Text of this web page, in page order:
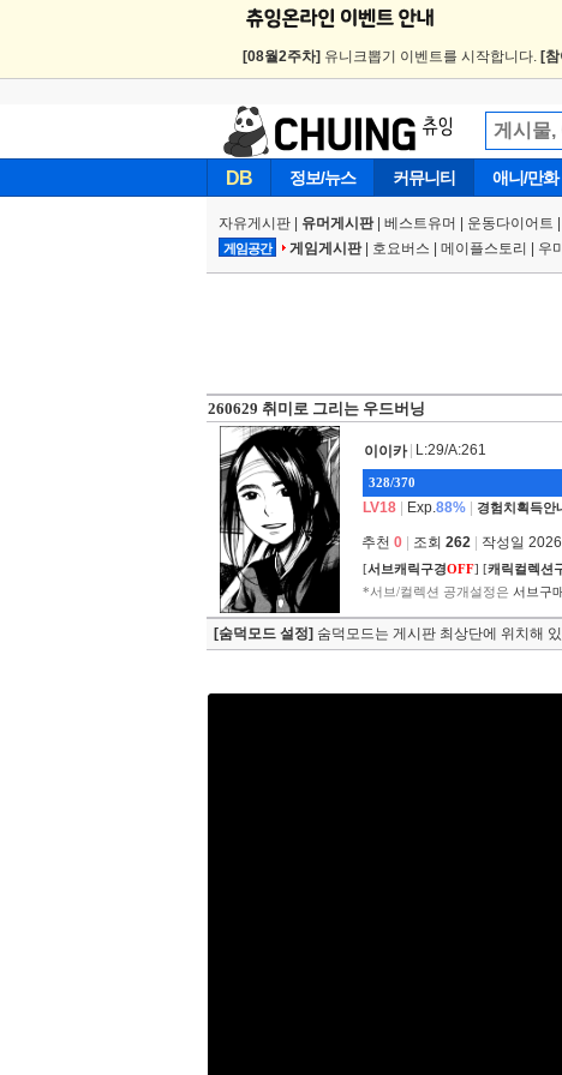
[08월2주차] 유니크뽑기 이벤트를 시작합니다. [
DB 정보/뉴스 커뮤니티 애니/만화
자유게시판 유머게시판| 베스트유머 운동다이어트 |
게임공간 게임게시판| 호요버스 메이플스토리 우
260629 취미로 그리는 우드버닝
이이카 L:29/A:261
328/370
LV18 Exp.88% 경험치획득안
추천 0 조회 262 작성일
[서브캐릭구경OFF] [캐릭컬렉션
*서브/컬렉션 공개설정은 서브구
[숨덕모드 설정] 숨덕모드는 게시판 최상단에 위치해